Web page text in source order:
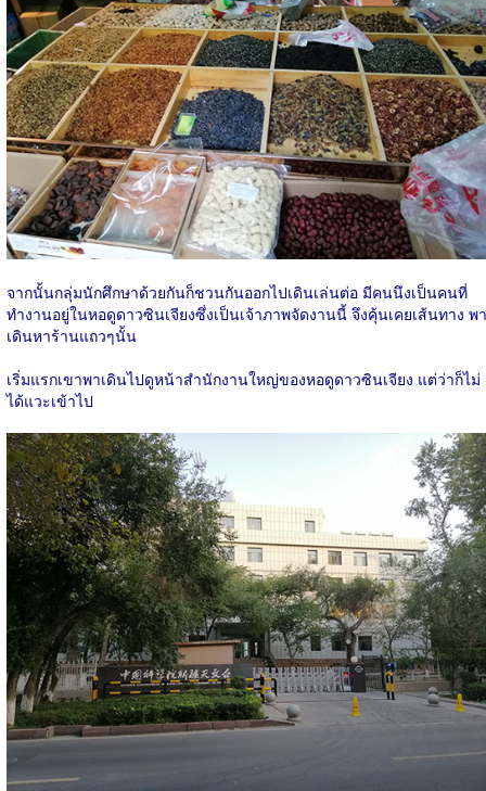
จากนั้นกลุ่มนักศึกษาด้วยกันก็ชวนกันออกไปเดินเล่นต่อ มีคนนึงเป็นคนที่
ทำงานอยู่ในหอดูดาวซินเจียงซึ่งเป็นเจ้าภาพจัดงานนี้ จึงคุ้นเคยเส้นทาง พา
เดินหาร้านแถวๆนั้น
เริ่มแรกเขาพาเดินไปดูหน้าสำนักงานใหญ่ของหอดูดาวซินเจียง แต่ว่าก็ไม่
ได้แวะเข้าไป